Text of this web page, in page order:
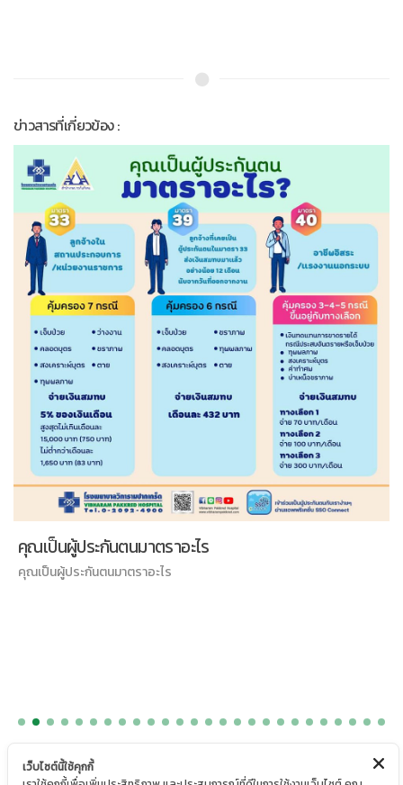
ข่าวสารที่เกี่ยวข้อง :
คุณเป็นผู้ประกันตนมาตราอะไร
คุณเป็นผู้ประกันตนมาตราอะไร
เว็บไซต์นี้ใช้คุกกี้